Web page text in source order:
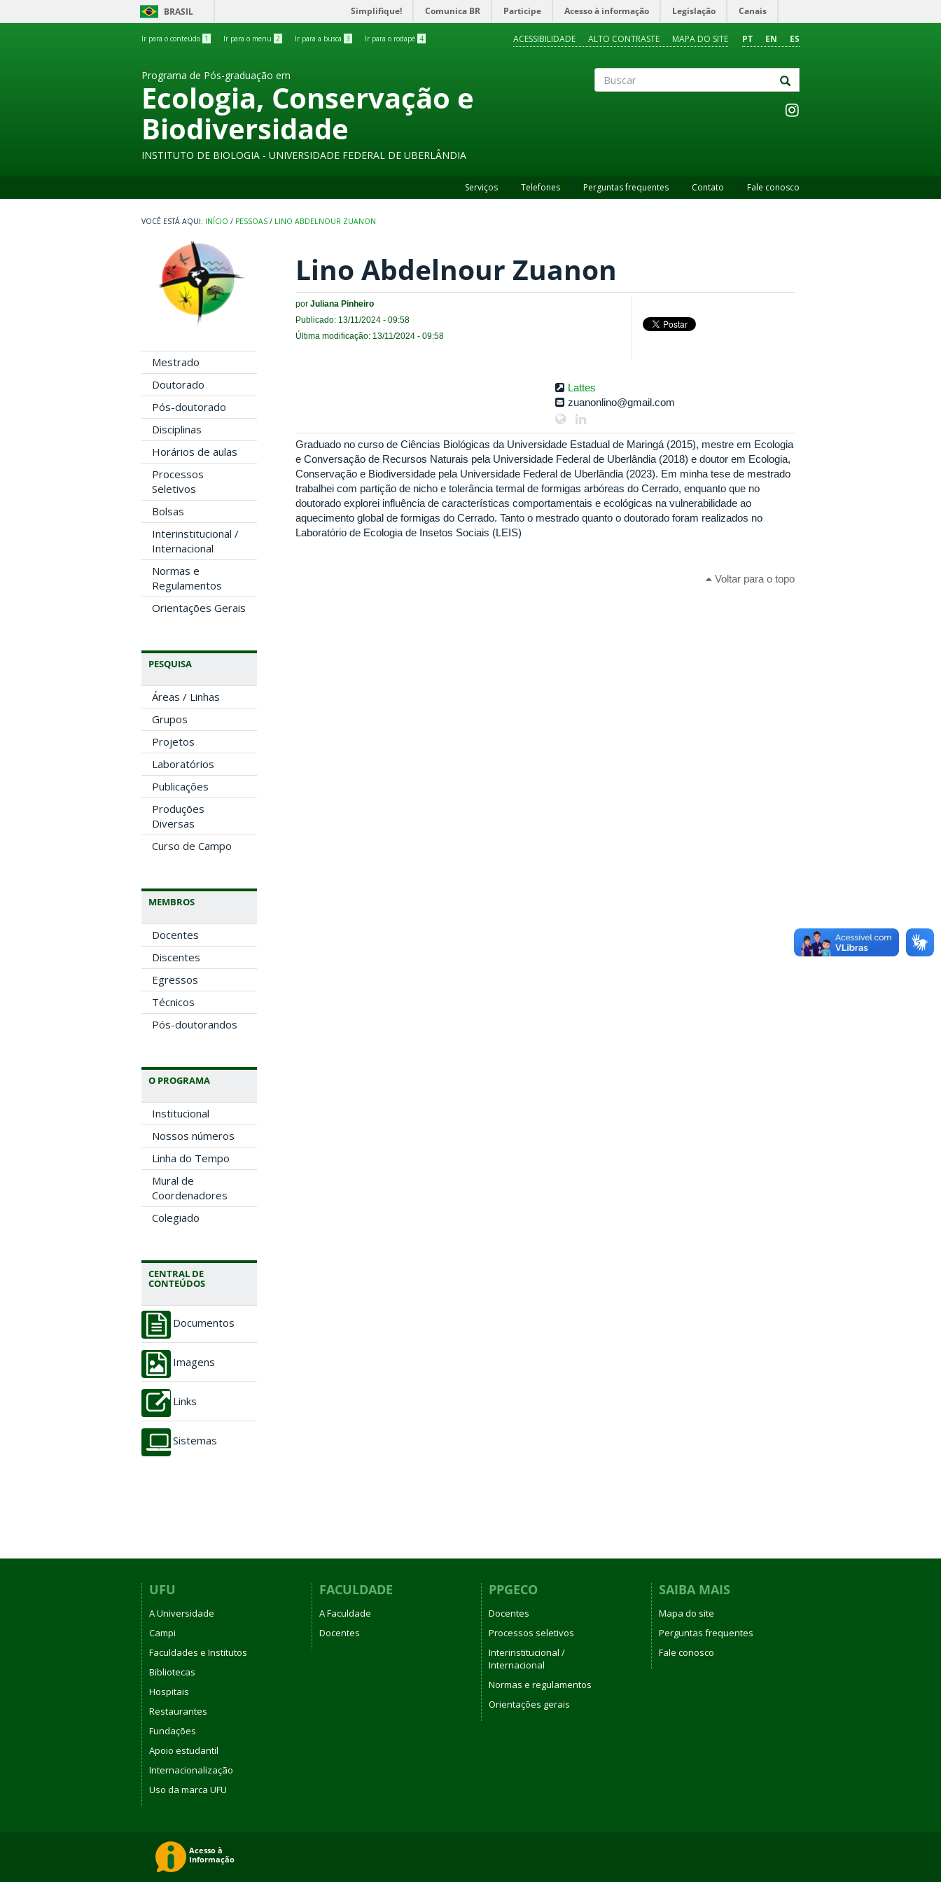
BRASIL Simplifique! Comunica BR Participe Acesso à informação Legislação Canais
Ir para o conteúdo 1 Ir para o menu 2 Ir para a busca 3 Ir para o rodapé 4 PT EN ES
ACESSIBILIDADE ALTO CONTRASTE MAPA DO SITE
Programa de Pós-graduação em
Ecologia, Conservação e
Biodiversidade
INSTITUTO DE BIOLOGIA - UNIVERSIDADE FEDERAL DE UBERLÂNDIA
Serviços Telefones Perguntas frequentes Contato Fale conosco
INÍCIO / PESSOAS / LINO ABDELNOUR ZUANON
Mestrado
Doutorado
Pós-doutorado
Disciplinas
Horários de aulas
Processos
Seletivos
Bolsas
Interinstitucional /
Internacional
Normas e
Regulamentos
Orientações Gerais
PESQUISA
Áreas / Linhas
Grupos
Projetos
Laboratórios
Publicações
Produções
Diversas
Curso de Campo
MEMBROS
Docentes
Discentes
Egressos
Técnicos
Pós-doutorandos
O PROGRAMA
Institucional
Nossos números
Linha do Tempo
Mural de
Coordenadores
Colegiado
CENTRAL DE
CONTEÚDOS
Documentos
Imagens
Links
Sistemas
Lino Abdelnour Zuanon
por Juliana Pinheiro
Publicado: 13/11/2024 - 09:58
Última modificação: 13/11/2024 - 09:58
Lattes
zuanonlino@gmail.com
Graduado no curso de Ciências Biológicas da Universidade Estadual de Maringá (2015), mestre em Ecologia
e Conversação de Recursos Naturais pela Universidade Federal de Uberlândia (2018) e doutor em Ecologia,
Conservação e Biodiversidade pela Universidade Federal de Uberlândia (2023). Em minha tese de mestrado
trabalhei com partição de nicho e tolerância termal de formigas arbóreas do Cerrado, enquanto que no
doutorado explorei influência de características comportamentais e ecológicas na vulnerabilidade ao
aquecimento global de formigas do Cerrado. Tanto o mestrado quanto o doutorado foram realizados no
Laboratório de Ecologia de Insetos Sociais (LEIS)
Voltar para o topo
UFU
A Universidade
Campi
Faculdades e Institutos
Bibliotecas
Hospitais
Restaurantes
Fundações
Apoio estudantil
Internacionalização
Uso da marca UFU
FACULDADE
A Faculdade
Docentes
PPGECO
Docentes
Processos seletivos
Interinstitucional /
Internacional
Normas e regulamentos
Orientações gerais
SAIBA MAIS
Mapa do site
Perguntas frequentes
Fale conosco